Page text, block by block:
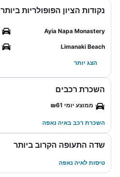
נקודות הציון הפופולריות ביותר
Ayia Napa Monastery
Limanaki Beach
הצג יותר
השכרת רכבים
ממוצע יומי ₪61
השכרת רכב באיה נאפה
שדה התעופה הקרוב ביותר
טיסות לאיה נאפה